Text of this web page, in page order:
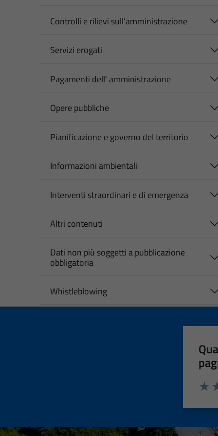
Controlli e rilievi sull'amministrazione
Servizi erogati
Pagamenti dell' amministrazione
Opere pubbliche
Pianificazione e governo del territorio
Informazioni ambientali
Interventi straordinari e di emergenza
Altri contenuti
Dati non più soggetti a pubblicazione
obbligatoria
Whistleblowing